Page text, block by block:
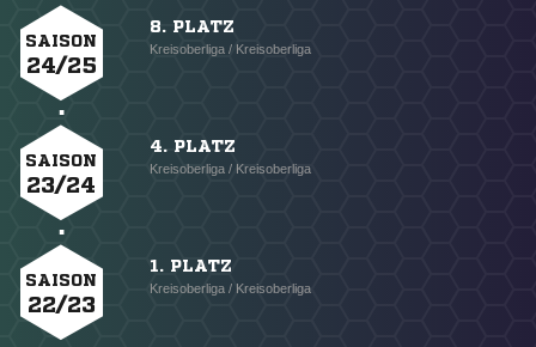
SAISON
24/25
8. PLATZ
Kreisoberliga / Kreisoberliga
SAISON
23/24
4. PLATZ
Kreisoberliga / Kreisoberliga
SAISON
22/23
1. PLATZ
Kreisoberliga / Kreisoberliga